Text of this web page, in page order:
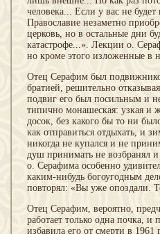
человека... Если у вас не
Православие незаметно
церковь, но в остальные дни
катастрофе...». Лекции о.
но кроме этого изложенные в
Отец Серафим был
братией, решительно
подвиг его был посильным и
типично монашеская: узкая и
досок, без какого бы то ни
как отправиться отдыхать, и
никогда не купался и не
душ принимать не возбранял и
о. Серафима особенно
каким-нибудь богоугодным
повторял: «Вы уже опоздали.
Отец Серафим, вероятно,
работает только одна почка,
избавила его от смерти в 1961